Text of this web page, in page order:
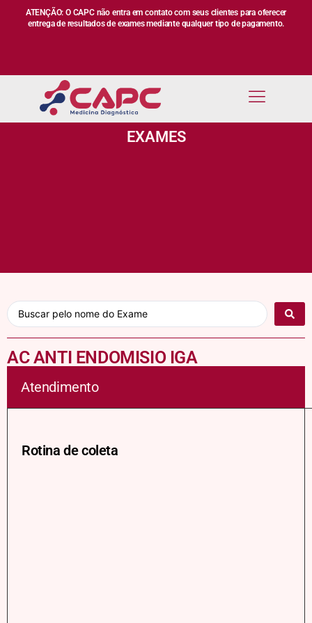
ATENÇÃO: O CAPC não entra em contato com seus clientes para oferecer
entrega de resultados de exames mediante qualquer tipo de pagamento.
EXAMES
AC ANTI ENDOMISIO IGA
Atendimento
Rotina de coleta